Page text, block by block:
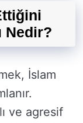
Nedir?
İslam
ve agresif